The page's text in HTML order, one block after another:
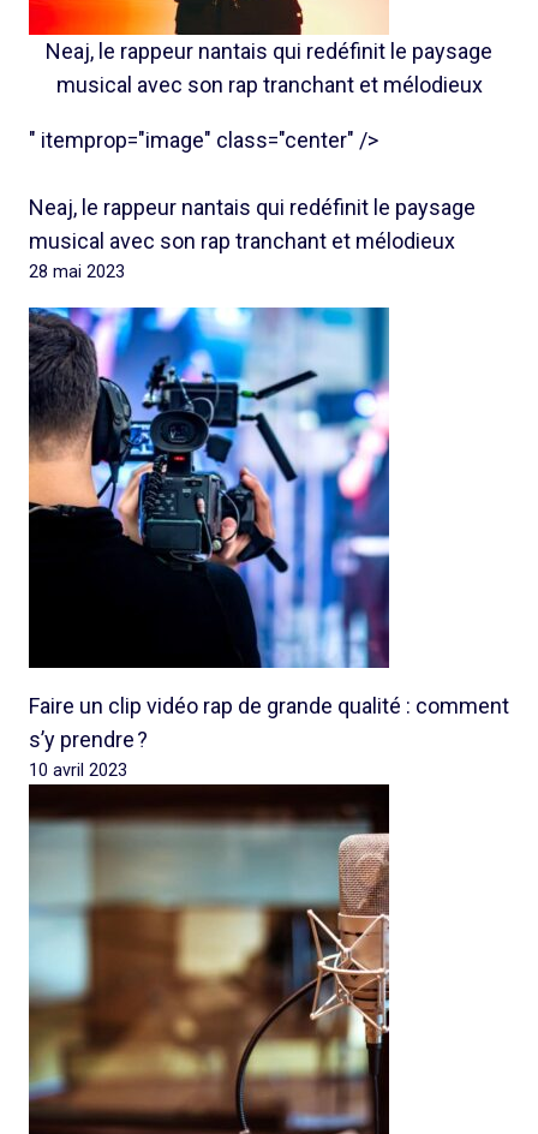
Neaj, le rappeur nantais qui redéfinit le paysage
musical avec son rap tranchant et mélodieux
" itemprop="image" class="center" />
Neaj, le rappeur nantais qui redéfinit le paysage
musical avec son rap tranchant et mélodieux
28 mai 2023
Faire un clip vidéo rap de grande qualité : comment
s’y prendre ?
10 avril 2023